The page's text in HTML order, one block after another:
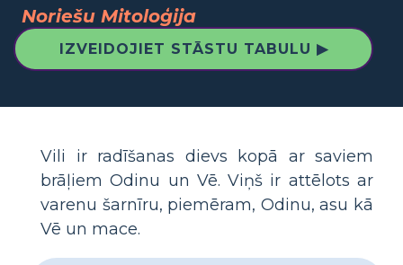
Noriešu Mitoloģija
IZVEIDOJIET STĀSTU TABULU ▶
Vili ir radīšanas dievs kopā ar saviem
brāļiem Odinu un Vē. Viņš ir attēlots ar
varenu šarnīru, piemēram, Odinu, asu kā
Vē un mace.